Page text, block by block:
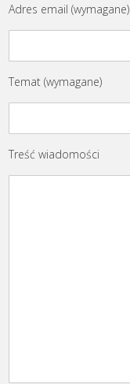
Adres email (wymagane)
Temat (wymagane)
Treść wiadomości